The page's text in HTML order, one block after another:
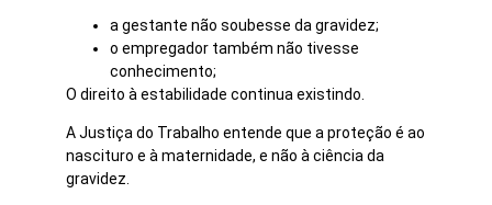
a gestante não soubesse da gravidez;
o empregador também não tivesse
conhecimento;
O direito à estabilidade continua existindo.
A Justiça do Trabalho entende que a proteção é ao
nascituro e à maternidade, e não à ciência da
gravidez.